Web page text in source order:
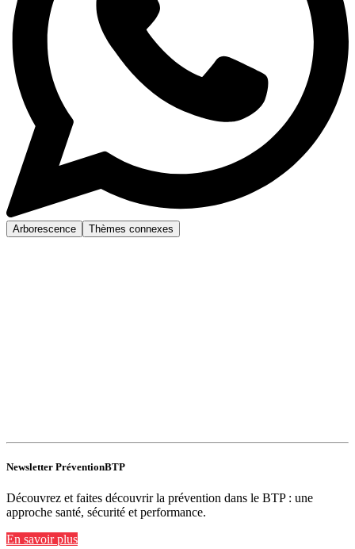
Arborescence Thèmes connexes
Newsletter PréventionBTP
Découvrez et faites découvrir la prévention dans le BTP : une
approche santé, sécurité et performance.
En savoir plus